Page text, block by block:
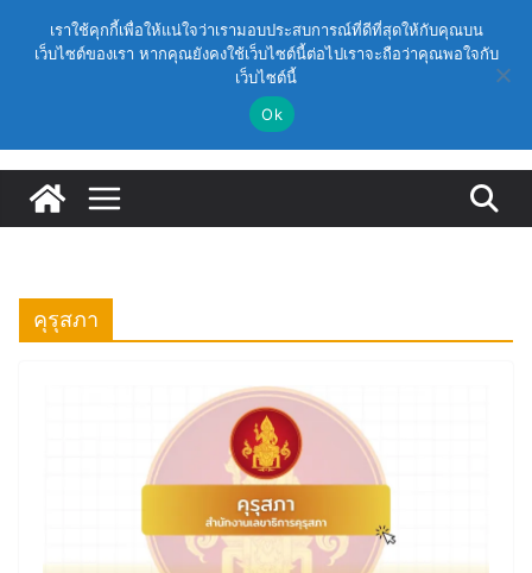
วันศุกร์, สิงหาคม 7, 2026
Latest: ก.ค.ศ. อนุมัติให้ข้าราชการครูและบุคลากรทางการศึกษามี
และเลื่อนเป็นวิทยฐานะเชี่ยวชาญ (ครั้งที่ 9/2569)
(สพฐ.) โมดูลที่ 1 : การประกันคุณภาพภายในสถานศึกษา
และการประยุกต์ใช้ปัญญาประดิษฐ์ (AI)
การประกันคุณภาพภายในสถานศึกษา ด้วยปัญญาประดิษฐ์
(AI) ในรูปแบบออนไลน์
ก.ค.ศ. เห็นชอบ รายละเอียดการดำเนินการคัดเลือกบุคคล
คณะกรรมการการศึกษาขั้นพื้นฐาน ปี 2569 ตามหลัก
เกณฑ์ ว 12/2568
ก.ค.ศ. | ว 12/2568 หลักเกณฑ์และวิธีการคัดเลือกบุคคล
สถานศึกษาและผู้อำนวยการสถานศึกษา สังกัดกระทรวง
คุรุสภา
เราใช้คุกกี้เพื่อให้แน่ใจว่าเรามอบประสบการณ์ที่ดีที่สุดให้กับคุณบน
เว็บไซต์ของเรา หากคุณยังคงใช้เว็บไซต์นี้ต่อไปเราจะถือว่าคุณพอใจกับ
เว็บไซต์นี้
Ok